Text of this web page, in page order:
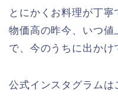
とにかくお料理が丁寧
物価高の昨今、いつ
で、今のうちに出かけ
公式インスタグラムは